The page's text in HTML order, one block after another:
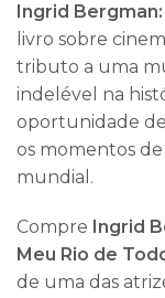
Ingrid
livro sobre
tributo a uma
indelével na
oportunidade
os momentos
mundial.
Compre Ingrid
Meu Rio de
de uma das